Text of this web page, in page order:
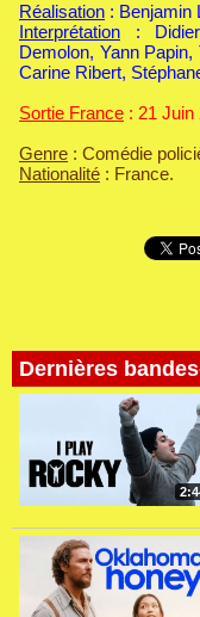
Dernières
Réalisation : Benjamin
Interprétation : Didier
Demolon, Yann
Carine Ribert,
Sortie France : 21 Juin
Genre : Comédie
Nationalité : France.